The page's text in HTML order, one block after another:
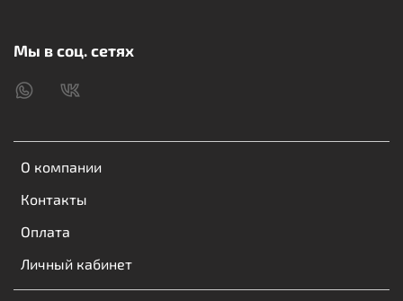
О компании
Контакты
Оплата
Личный кабинет
Мы в соц. сетях